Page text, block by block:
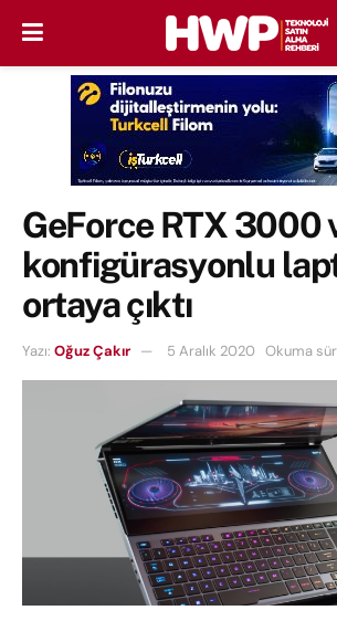
GeForce RTX 3000
konfigürasyonlu
ortaya çıktı
Yazı: Oğuz Çakır 5 Aralık 2020 Okuma